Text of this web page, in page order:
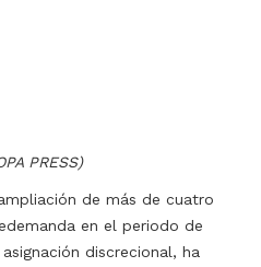
PRESS)
de más de cuatro
en el periodo de
discrecional, ha